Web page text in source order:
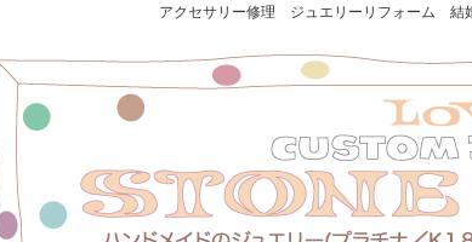
アクセサリー修理 ジュエリーリフォーム 結